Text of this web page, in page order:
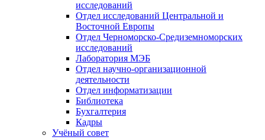
исследований
Отдел исследований Центральной и
Восточной Европы
Отдел Черноморско-Средиземноморских
исследований
Лаборатория МЭБ
Отдел научно-организационной
деятельности
Отдел информатизации
Библиотека
Бухгалтерия
Кадры
Учёный совет